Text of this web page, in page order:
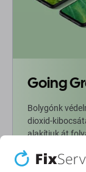
Going
Bolygónk
dioxid-
alakítjuk át